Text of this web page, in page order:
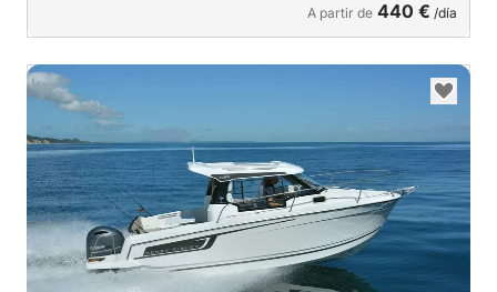
A partir de 440 € /día